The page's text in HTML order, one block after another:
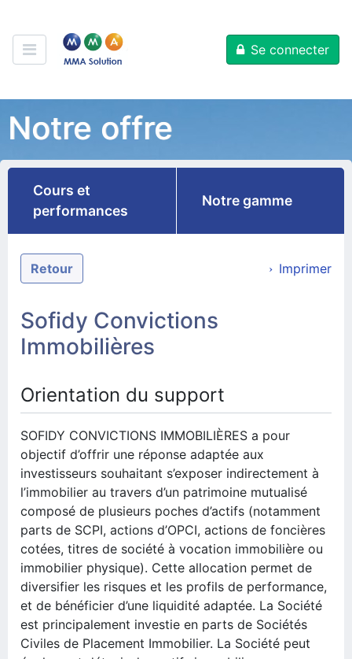
Se connecter
Notre offre
Cours et
performances
Notre gamme
Retour Imprimer
Sofidy Convictions
Immobilières
Orientation du support
SOFIDY CONVICTIONS IMMOBILIÈRES a pour
objectif d’offrir une réponse adaptée aux
investisseurs souhaitant s’exposer indirectement à
l’immobilier au travers d’un patrimoine mutualisé
composé de plusieurs poches d’actifs (notamment
parts de SCPI, actions d’OPCI, actions de foncières
cotées, titres de société à vocation immobilière ou
immobilier physique). Cette allocation permet de
diversifier les risques et les profils de performance,
et de bénéficier d’une liquidité adaptée. La Société
est principalement investie en parts de Sociétés
Civiles de Placement Immobilier. La Société peut